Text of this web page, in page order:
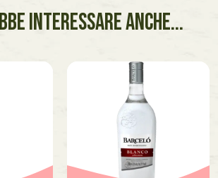
INTERESSARE ANCHE...